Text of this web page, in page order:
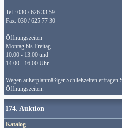
Tel.: 030 / 626 33 59
Fax: 030 / 625 77 30
Öffnungszeiten
Montag bis Freitag
10.00 - 13.00 und
14.00 - 16.00 Uhr
Wegen außerplanmäßiger Schließzeiten erfragen
Öffnungszeiten.
174. Auktion
Katalog